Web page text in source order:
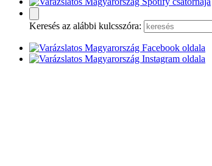
Keresés az alábbi kulcsszóra: